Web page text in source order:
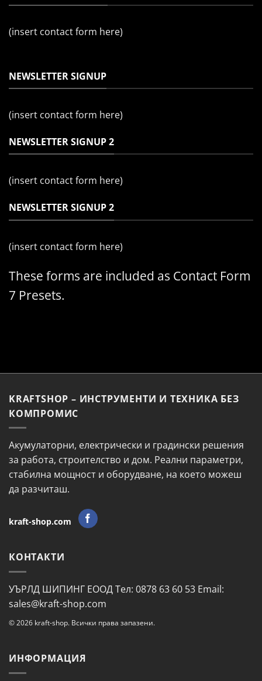
(insert contact form here)
NEWSLETTER SIGNUP
(insert contact form here)
NEWSLETTER SIGNUP 2
(insert contact form here)
NEWSLETTER SIGNUP 2
(insert contact form here)
These forms are included as Contact Form
7 Presets.
KRAFTSHOP – ИНСТРУМЕНТИ И ТЕХНИКА БЕЗ
КОМПРОМИС
Акумулаторни, електрически и градински решения
за работа, строителство и дом. Реални параметри,
стабилна мощност и оборудване, на което можеш
да разчиташ.
kraft-shop.com
КОНТАКТИ
УЪРЛД ШИПИНГ ЕООД Тел: 0878 63 60 53 Email:
sales@kraft-shop.com
© 2026 kraft-shop. Всички права запазени.
ИНФОРМАЦИЯ